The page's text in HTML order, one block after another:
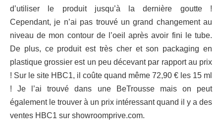
d’utiliser le produit jusqu’à la dernière goutte !
Cependant, je n’ai pas trouvé un grand changement au
niveau de mon contour de l’oeil après avoir fini le tube.
De plus, ce produit est très cher et son packaging en
plastique grossier est un peu décevant par rapport au prix
! Sur le site HBC1, il coûte quand même 72,90 € les 15 ml
! Je l’ai trouvé dans une BeTrousse mais on peut
également le trouver à un prix intéressant quand il y a des
ventes HBC1 sur showroomprive.com.